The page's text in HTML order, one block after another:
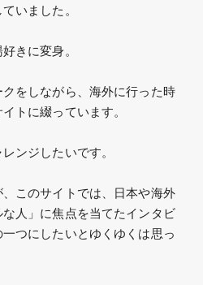
いました。
きに変身。
をしながら、海外に行った時
トに綴っています。
ンジしたいです。
このサイトでは、日本や海外
人」に焦点を当てたインタビ
つにしたいとゆくゆくは思っ